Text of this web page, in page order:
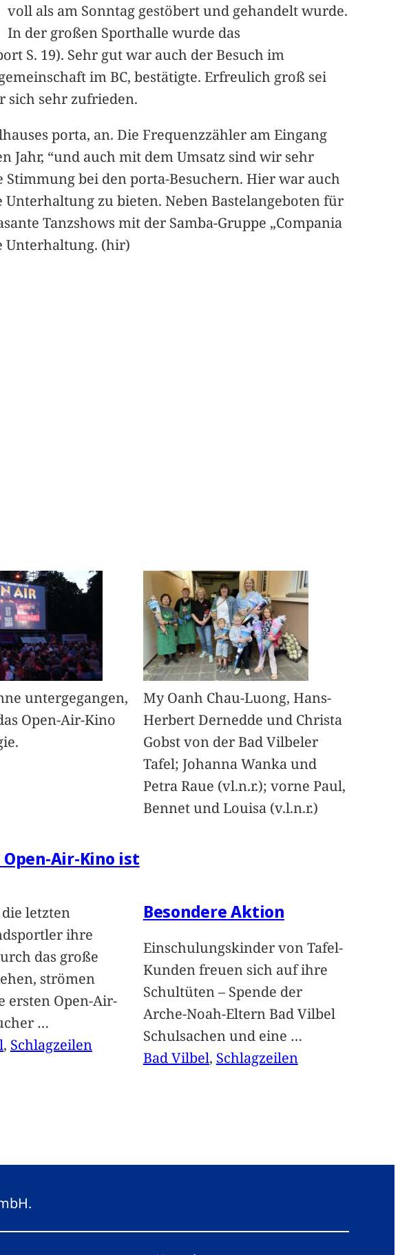
voll als am Sonntag gestöbert und gehandelt wurde.
In der großen Sporthalle wurde das
S. 19). Sehr gut war auch der Besuch im
im BC, bestätigte. Erfreulich groß sei
sich sehr zufrieden.
porta, an. Die Frequenzzähler am Eingang
Jahr, “und auch mit dem Umsatz sind wir sehr
bei den porta-Besuchern. Hier war auch
zu bieten. Neben Bastelangeboten für
Tanzshows mit der Samba-Gruppe „Compania
Unterhaltung. (hir)
untergegangen,
Open-Air-Kino
Air-Kino ist
letzten
ihre
das große
strömen
ersten Open-Air-
…
, Schlagzeilen
My Oanh Chau-Luong, Hans-
Herbert Dernedde und Christa
Gobst von der Bad Vilbeler
Tafel; Johanna Wanka und
Petra Raue (vl.n.r.); vorne Paul,
Bennet und Louisa (v.l.n.r.)
Besondere Aktion
Einschulungskinder von Tafel-
Kunden freuen sich auf ihre
Schultüten – Spende der
Arche-Noah-Eltern Bad Vilbel
Schulsachen und eine …
Bad Vilbel, Schlagzeilen